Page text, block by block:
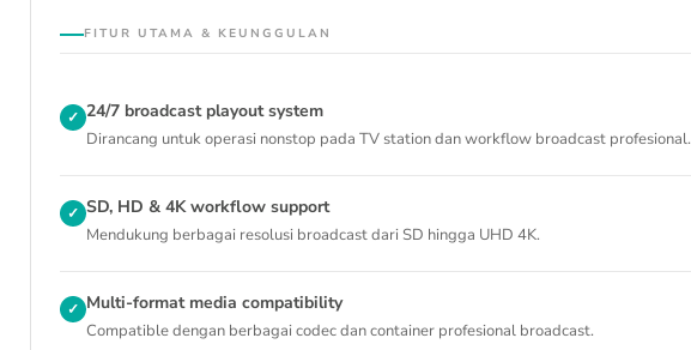
FITUR UTAMA & KEUNGGULAN
✓ 24/7 broadcast playout system
Dirancang untuk operasi nonstop pada TV station dan workflow broadcast profesional.
✓ SD, HD & 4K workflow support
Mendukung berbagai resolusi broadcast dari SD hingga UHD 4K.
✓ Multi-format media compatibility
Compatible dengan berbagai codec dan container profesional broadcast.